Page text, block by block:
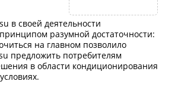
в своей деятельности
принципом разумной достаточности:
на главном позволило
предложить потребителям
в области кондиционирования